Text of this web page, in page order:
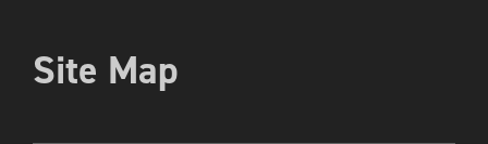
Site Map